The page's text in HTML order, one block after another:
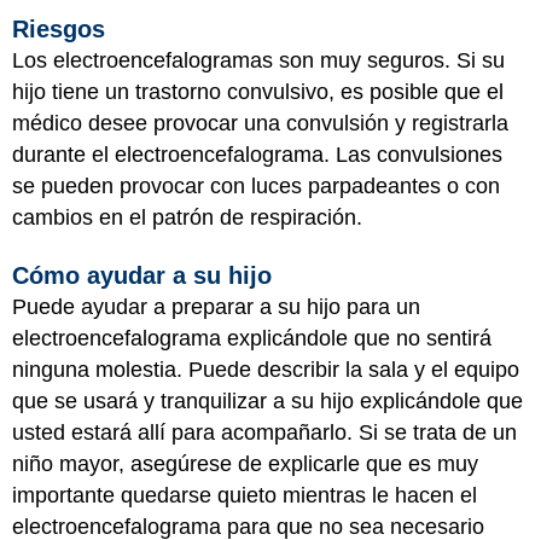
Riesgos
Los electroencefalogramas son muy seguros. Si su
hijo tiene un trastorno convulsivo, es posible que el
médico desee provocar una convulsión y registrarla
durante el electroencefalograma. Las convulsiones
se pueden provocar con luces parpadeantes o con
cambios en el patrón de respiración.
Cómo ayudar a su hijo
Puede ayudar a preparar a su hijo para un
electroencefalograma explicándole que no sentirá
ninguna molestia. Puede describir la sala y el equipo
que se usará y tranquilizar a su hijo explicándole que
usted estará allí para acompañarlo. Si se trata de un
niño mayor, asegúrese de explicarle que es muy
importante quedarse quieto mientras le hacen el
electroencefalograma para que no sea necesario